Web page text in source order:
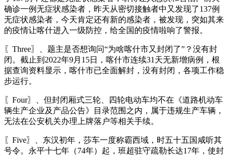
确诊一例无症状感染者，昨天从密切接触者中又发现了137例
无症状感染者，今天肯定还有新的感染者，被发现，突如其来
的疫情让喀什进入一级防控，给全国的疫情啦响了警报。
〖Three〗、题主是否想询问“为啥喀什市又封闭了”？没有封
闭。截止到2022年9月15日，喀什市连续31天无新增病例，根
据查询资料显示，喀什市已全面解封，没有封闭，各项工作稳
步运行。
〖Four〗、但封闭厢式三轮、四轮电动车均不在《道路机动车
辆生产企业及产品公告》目录范围之内，属于违规生产车辆，
无法在公安机关办理上牌落户等相关手续。
〖Five〗、东汉初年，莎车一度称霸西域，时五十五国咸听其
号令。永平十七年（74年）起，班超驻守疏勒长达17年，使封